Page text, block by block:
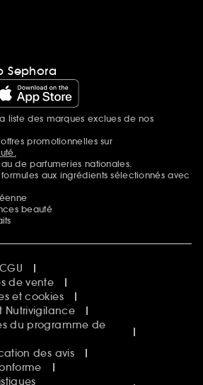
Sephora
liste des marques exclues de nos
promotionnelles sur
de parfumeries nationales.
aux ingrédients sélectionnés avec
beauté
de vente
et cookies
Nutrivigilance
du programme de
des avis